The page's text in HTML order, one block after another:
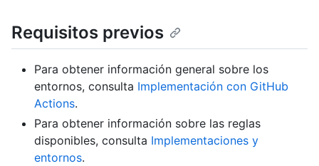
Requisitos previos
Para obtener información general sobre los
entornos, consulta Implementación con GitHub
Actions.
Para obtener información sobre las reglas
disponibles, consulta Implementaciones y
entornos.